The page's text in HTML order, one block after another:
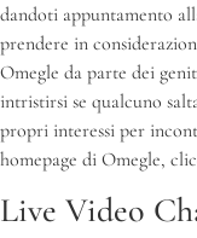
dandoti appuntamento
prendere in
Omegle da parte dei
intristirsi se qualcuno
propri interessi per
homepage di Omegle,
Live Video